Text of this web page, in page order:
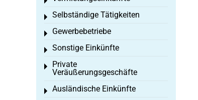
Selbständige Tätigkeiten
Toggle menu
Gewerbebetriebe
Toggle menu
Sonstige Einkünfte
Toggle menu
Private
Veräußerungsgeschäfte
Toggle menu
Ausländische Einkünfte
Toggle menu